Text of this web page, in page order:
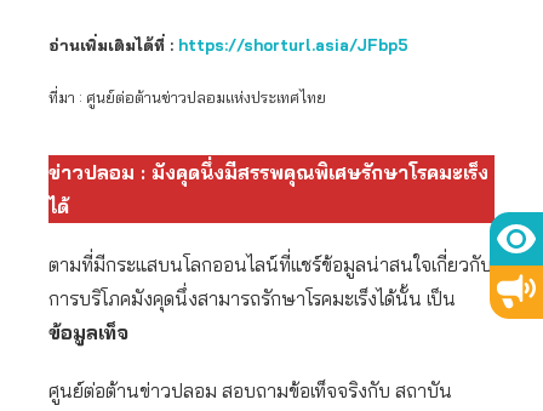
อ่านเพิ่มเติมได้ที่ : https://shorturl.asia/JFbp5
ที่มา : ศูนย์ต่อต้านข่าวปลอมแห่งประเทศไทย
ข่าวปลอม : มังคุดนึ่งมีสรรพคุณพิเศษรักษาโรคมะเร็ง
ได้
ตามที่มีกระแสบนโลกออนไลน์ที่แชร์ข้อมูลน่าสนใจเกี่ยวกับ
การบริโภคมังคุดนึ่งสามารถรักษาโรคมะเร็งได้นั้น เป็น
ข้อมูลเท็จ
ศูนย์ต่อต้านข่าวปลอม สอบถามข้อเท็จจริงกับ สถาบัน